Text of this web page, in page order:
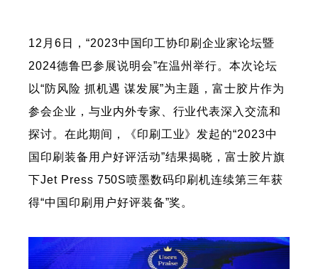
12月6日，“2023中国印工协印刷企业家论坛暨
2024德鲁巴参展说明会”在温州举行。本次论坛
以“防风险 抓机遇 谋发展”为主题，富士胶片作为
参会企业，与业内外专家、行业代表深入交流和
探讨。在此期间，《印刷工业》发起的“2023中
国印刷装备用户好评活动”结果揭晓，富士胶片旗
下Jet Press 750S喷墨数码印刷机连续第三年获
得“中国印刷用户好评装备”奖。